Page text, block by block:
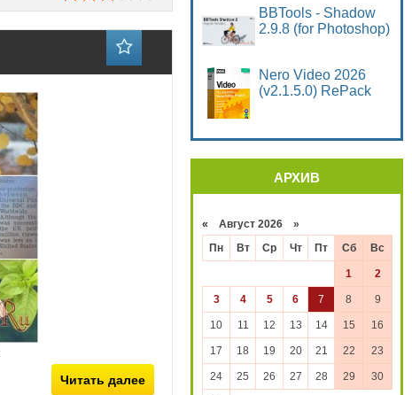
Читать далее
BBTools - Shadow
2.9.8 (for Photoshop)
Nero Video 2026
(v2.1.5.0) RePack
АРХИВ
« Август 2026 »
Пн
Вт Ср Чт Пт Сб Вс
1 2
3 4 5 6 7 8 9
10 11 12 13 14 15 16
17 18 19 20 21 22 23
24 25 26 27 28 29 30